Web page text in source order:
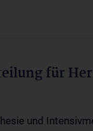
für
und